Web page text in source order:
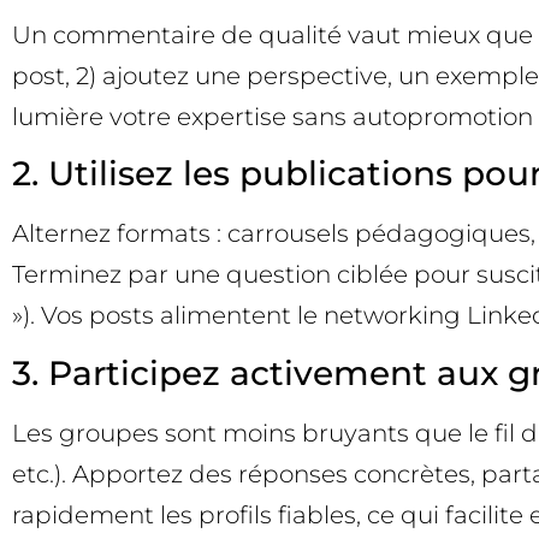
Un commentaire de qualité vaut mieux que
post, 2) ajoutez une perspective, un
lumière votre expertise sans autopromotion
2. Utilisez les publications
Alternez formats : carrousels
Terminez par une question ciblée pour
»). Vos posts alimentent le networking
3. Participez activement aux
Les groupes sont moins bruyants que le fil
etc.). Apportez des réponses concrètes,
rapidement les profils fiables, ce qui facilite